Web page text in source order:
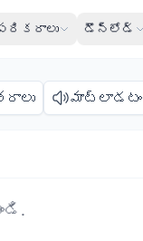
డౌన్‌లోడ్
మాట్లాడటం